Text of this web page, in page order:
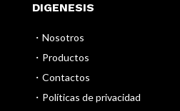
DIGENESIS
・Nosotros
・Productos
・Contactos
・Políticas de privacidad